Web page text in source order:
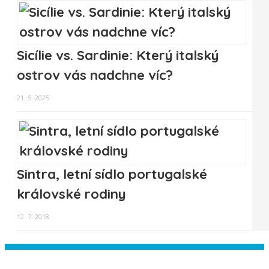
Sicílie vs. Sardinie: Který italský
ostrov vás nadchne víc?
21. 5. 2025
Sintra, letní sídlo portugalské
královské rodiny
12. 7. 2018